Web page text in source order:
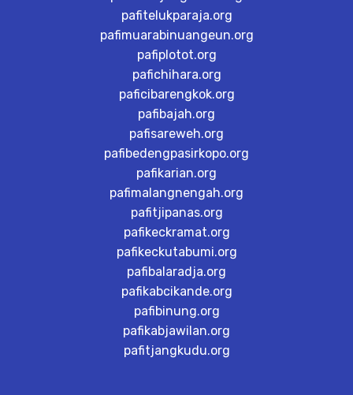
pafitelukparaja.org
pafimuarabinuangeun.org
pafiplotot.org
pafichihara.org
paficibarengkok.org
pafibajah.org
pafisareweh.org
pafibedengpasirkopo.org
pafikarian.org
pafimalangnengah.org
pafitjipanas.org
pafikeckramat.org
pafikeckutabumi.org
pafibalaradja.org
pafikabcikande.org
pafibinung.org
pafikabjawilan.org
pafitjangkudu.org